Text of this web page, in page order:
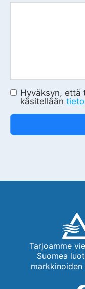
Hyväksyn, että
käsitellään
Tarjoamme
Suomea